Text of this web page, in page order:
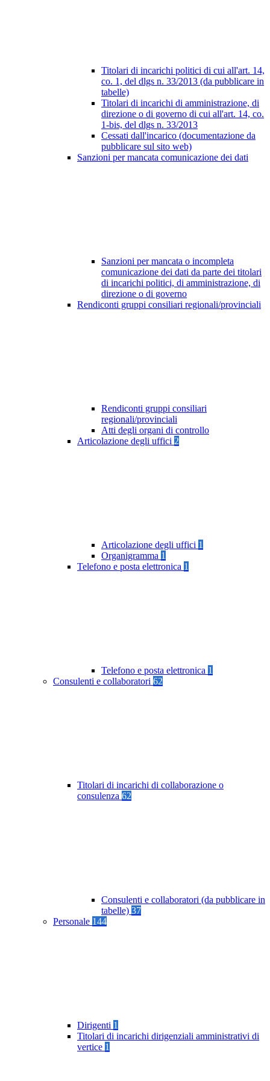
Titolari di incarichi politici di cui all'art. 14,
co. 1, del dlgs n. 33/2013 (da pubblicare in
tabelle)
Titolari di incarichi di amministrazione, di
direzione o di governo di cui all'art. 14, co.
1-bis, del dlgs n. 33/2013
Cessati dall'incarico (documentazione da
pubblicare sul sito web)
Sanzioni per mancata comunicazione dei dati
Sanzioni per mancata o incompleta
comunicazione dei dati da parte dei titolari
di incarichi politici, di amministrazione, di
direzione o di governo
Rendiconti gruppi consiliari regionali/provinciali
Rendiconti gruppi consiliari
regionali/provinciali
Atti degli organi di controllo
Articolazione degli uffici 2
Articolazione degli uffici 1
Organigramma 1
Telefono e posta elettronica 1
Telefono e posta elettronica 1
Consulenti e collaboratori 62
Titolari di incarichi di collaborazione o
consulenza 62
Consulenti e collaboratori (da pubblicare in
tabelle) 37
Personale 144
Dirigenti 1
Titolari di incarichi dirigenziali amministrativi di
vertice 1